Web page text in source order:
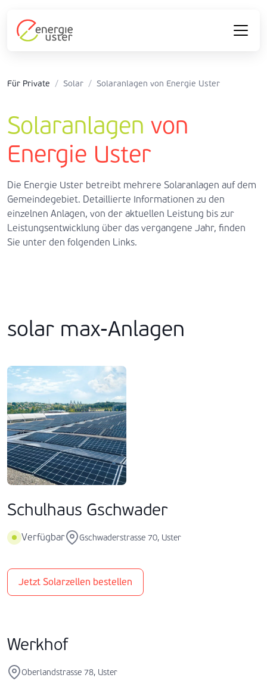
Für Private / Solar / Solaranlagen von Energie Uster
Solaranlagen von
Energie Uster
Die Energie Uster betreibt mehrere Solaranlagen auf dem
Gemeindegebiet. Detaillierte Informationen zu den
einzelnen Anlagen, von der aktuellen Leistung bis zur
Leistungsentwicklung über das vergangene Jahr, finden
Sie unter den folgenden Links.
solar max-Anlagen
Schulhaus Gschwader
Verfügbar Gschwaderstrasse 70, Uster
Jetzt Solarzellen bestellen
Werkhof
Oberlandstrasse 78, Uster